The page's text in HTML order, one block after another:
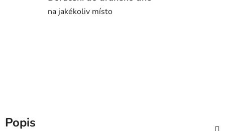
na jakékoliv místo
Popis